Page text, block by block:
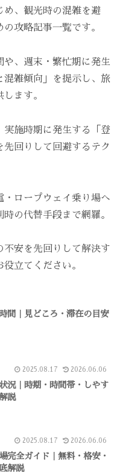
め、観光時の混雑を避
攻略記事一覧です。
や、週末・繁忙期に発生
混雑傾向」を提示し、旅
ます。
実施時期に発生する「登
回りして回避するテク
・ロープウェイ乗り場へ
の代替手段まで網羅。
不安を先回りして解決す
立てください。
間｜見どころ・滞在の目安
2025.08.17 2026.06.06
況｜時期・時間帯・しやす
説
2025.08.17 2026.06.06
完全ガイド｜無料・格安・
解説